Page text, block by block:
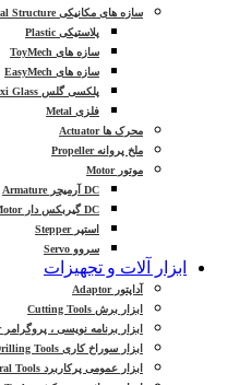
سازه های مکانیکی Mechanical Structure
پلاستیکی Plastic
سازه های ToyMech
سازه های EasyMech
پلکسی گلس Plexi Glass
فلزی Metal
محرک ها Actuator
ملخ پروانه Propeller
موتور Motor
DC آرمیچر Armature
DC گیربکس دار DC Gear Motor
استپر Stepper
سروو Servo
ابزار آلات و تجهیزات
آداپتور Adaptor
ابزار برش Cutting Tools
ابزار برنامه نویسی ، پروگرامر Programmer
ابزار سوراخ کاری Drilling Tools
ابزار عمومی پرکاربرد General Tools